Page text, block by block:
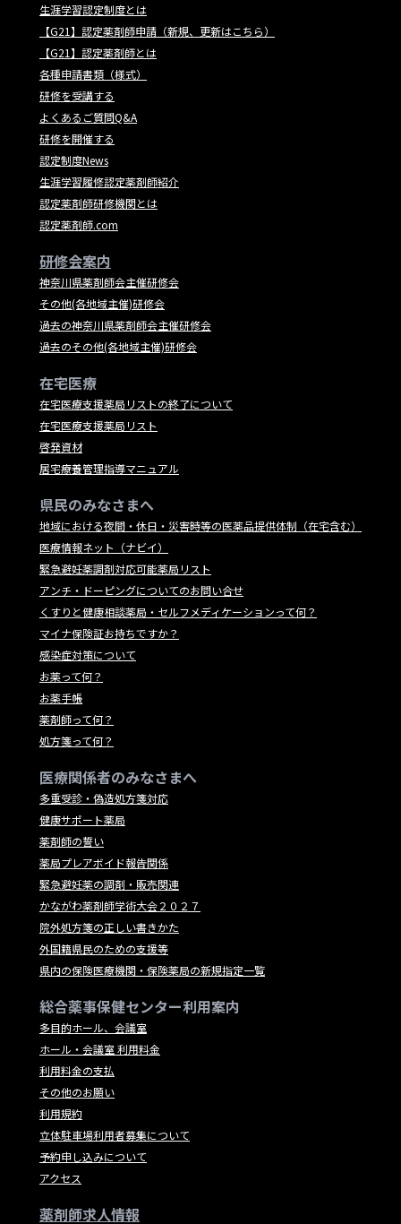
生涯学習認定制度とは
【G21】認定薬剤師申請（新規、更新はこちら）
【G21】認定薬剤師とは
各種申請書類（様式）
研修を受講する
よくあるご質問Q&A
研修を開催する
認定制度News
生涯学習履修認定薬剤師紹介
認定薬剤師研修機関とは
認定薬剤師.com
研修会案内
神奈川県薬剤師会主催研修会
その他(各地域主催)研修会
過去の神奈川県薬剤師会主催研修会
過去のその他(各地域主催)研修会
在宅医療
在宅医療支援薬局リストの終了について
在宅医療支援薬局リスト
啓発資材
居宅療養管理指導マニュアル
県民のみなさまへ
地域における夜間・休日・災害時等の医薬品提供体制（在宅含む）
医療情報ネット（ナビイ）
緊急避妊薬調剤対応可能薬局リスト
アンチ・ドーピングについてのお問い合せ
くすりと健康相談薬局・セルフメディケーションって何？
マイナ保険証お持ちですか？
感染症対策について
お薬って何？
お薬手帳
薬剤師って何？
処方箋って何？
医療関係者のみなさまへ
多重受診・偽造処方箋対応
健康サポート薬局
薬剤師の誓い
薬局プレアボイド報告関係
緊急避妊薬の調剤・販売関連
かながわ薬剤師学術大会２０２７
院外処方箋の正しい書きかた
外国籍県民のための支援等
県内の保険医療機関・保険薬局の新規指定一覧
総合薬事保健センター利用案内
多目的ホール、会議室
ホール・会議室 利用料金
利用料金の支払
その他のお願い
利用規約
立体駐車場利用者募集について
予約申し込みについて
アクセス
薬剤師求人情報